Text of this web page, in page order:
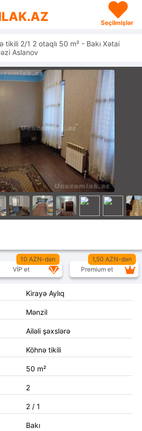
Seçilmişlər
tikili 2/1 2 otaqlı 50 m² - Bakı Xətai
Aslanov
10 AZN-dən
VİP et
1,50 AZN-dən
Premium et
Kirayə Aylıq
Mənzil
Ailəli şəxslərə
Köhnə tikili
50 m²
2
2 / 1
Bakı